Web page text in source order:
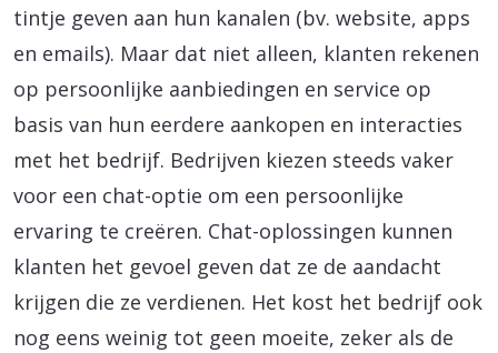
tintje geven aan hun kanalen (bv. website, apps
en emails). Maar dat niet alleen, klanten rekenen
op persoonlijke aanbiedingen en service op
basis van hun eerdere aankopen en interacties
met het bedrijf. Bedrijven kiezen steeds vaker
voor een chat-optie om een persoonlijke
ervaring te creëren. Chat-oplossingen kunnen
klanten het gevoel geven dat ze de aandacht
krijgen die ze verdienen. Het kost het bedrijf ook
nog eens weinig tot geen moeite, zeker als de